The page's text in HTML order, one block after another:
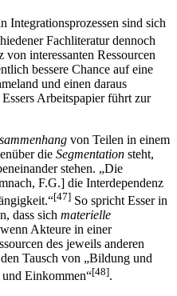
sind sich
Fachliteratur dennoch
interessanten Ressourcen
bessere Chance auf eine
und einen daraus
Arbeitspapier führt zur
von Teilen in einem
dieSegmentation
stehen. „Die
F.G.] die Interdependenz
[47]So spricht Esser in
dass sichmaterielle
Akteure in einer
des jeweils anderen
Tausch von „Bildung und